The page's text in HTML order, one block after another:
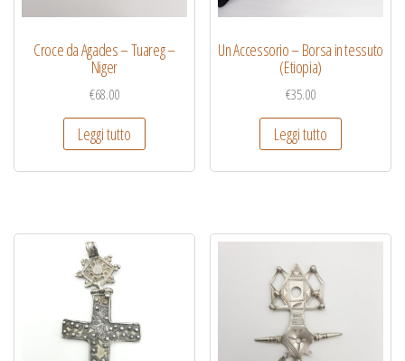
Croce da Agades – Tuareg –
Niger
€68.00
Leggi tutto
Un Accessorio – Borsa in tessuto
(Etiopia)
€35.00
Leggi tutto